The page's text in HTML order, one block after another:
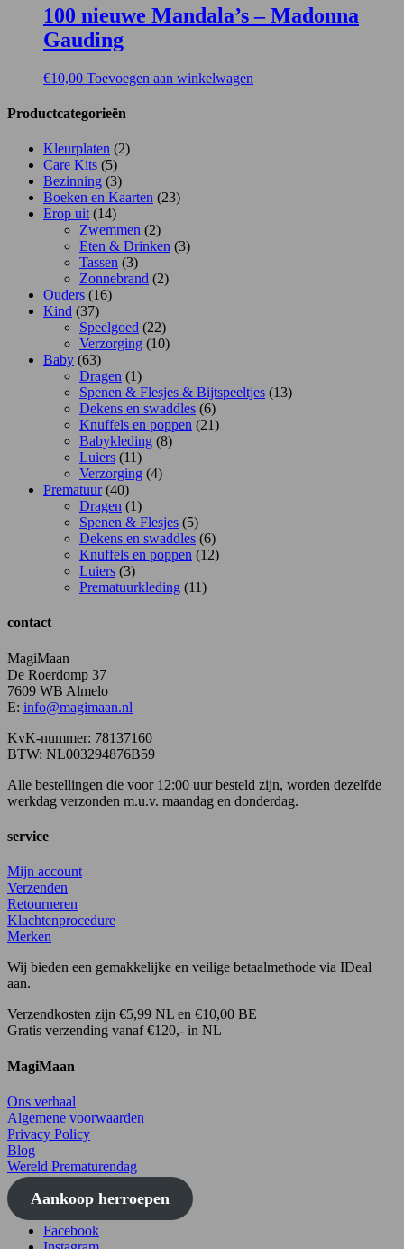
100 nieuwe Mandala’s – Madonna
Gauding
€10,00 Toevoegen aan winkelwagen
Productcategorieën
Kleurplaten (2)
Care Kits (5)
Bezinning (3)
Boeken en Kaarten (23)
Erop uit (14)
Zwemmen (2)
Eten & Drinken (3)
Tassen (3)
Zonnebrand (2)
Ouders (16)
Kind (37)
Speelgoed (22)
Verzorging (10)
Baby (63)
Dragen (1)
Spenen & Flesjes & Bijtspeeltjes (13)
Dekens en swaddles (6)
Knuffels en poppen (21)
Babykleding (8)
Luiers (11)
Verzorging (4)
Prematuur (40)
Dragen (1)
Spenen & Flesjes (5)
Dekens en swaddles (6)
Knuffels en poppen (12)
Luiers (3)
Prematuurkleding (11)
contact
MagiMaan
De Roerdomp 37
7609 WB Almelo
E: info@magimaan.nl
KvK-nummer: 78137160
BTW: NL003294876B59
Alle bestellingen die voor 12:00 uur besteld zijn, worden dezelfde
werkdag verzonden m.u.v. maandag en donderdag.
service
Mijn account
Verzenden
Retourneren
Klachtenprocedure
Merken
Wij bieden een gemakkelijke en veilige betaalmethode via IDeal
aan.
Verzendkosten zijn €5,99 NL en €10,00 BE
Gratis verzending vanaf €120,- in NL
MagiMaan
Ons verhaal
Algemene voorwaarden
Privacy Policy
Blog
Wereld Prematurendag
Aankoop herroepen
Facebook